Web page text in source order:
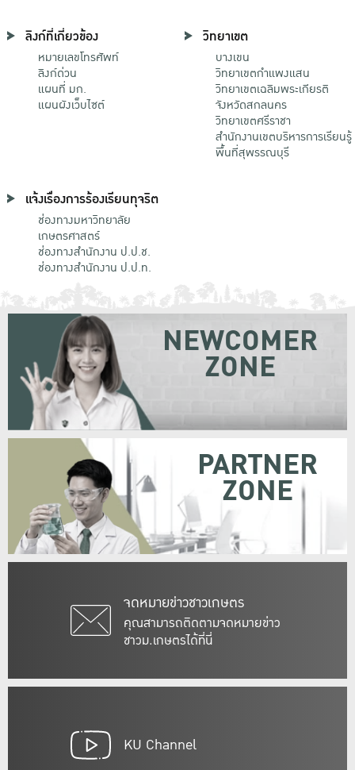
ลิงก์ที่เกี่ยวข้อง
หมายเลขโทรศัพท์
ลิงก์ด่วน
แผนที่ มก.
แผนผังเว็บไซต์
วิทยาเขต
บางเขน
วิทยาเขตกําแพงแสน
วิทยาเขตเฉลิมพระเกียรติ
จังหวัดสกลนคร
วิทยาเขตศรีราชา
สำนักงานเขตบริหารการเรียนรู้
พื้นที่สุพรรณบุรี
แจ้งเรื่องการร้องเรียนทุจริต
ช่องทางมหาวิทยาลัย
เกษตรศาสตร์
ช่องทางสำนักงาน ป.ป.ช.
ช่องทางสำนักงาน ป.ป.ท.
จดหมายข่าวชาวเกษตร
คุณสามารถติดตามจดหมายข่าว
ชาวม.เกษตรได้ที่นี่
NEWCOMER
ZONE
PARTNER
ZONE
KU Channel